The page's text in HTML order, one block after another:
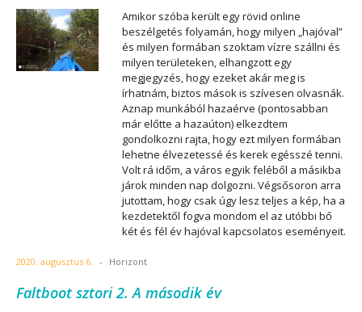
Amikor szóba került egy rövid online
beszélgetés folyamán, hogy milyen „hajóval”
és milyen formában szoktam vízre szállni és
milyen területeken, elhangzott egy
megjegyzés, hogy ezeket akár meg is
írhatnám, biztos mások is szívesen olvasnák.
Aznap munkából hazaérve (pontosabban
már előtte a hazaúton) elkezdtem
gondolkozni rajta, hogy ezt milyen formában
lehetne élvezetessé és kerek egésszé tenni.
Volt rá időm, a város egyik feléből a másikba
járok minden nap dolgozni. Végsősoron arra
jutottam, hogy csak úgy lesz teljes a kép, ha a
kezdetektől fogva mondom el az utóbbi bő
két és fél év hajóval kapcsolatos eseményeit.
2020. augusztus 6. - Horizont
Faltboot sztori 2. A második év